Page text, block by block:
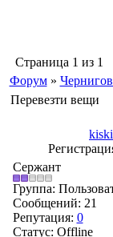
Страница 1 из 1
Форум »
Перевезти вещи
Сержант
Группа:
Сообщений: 21
Репутация: 0
Статус: Offline